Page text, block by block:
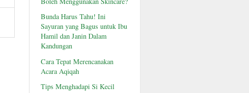
Bunda Harus Tahu! Ini
Sayuran yang Bagus untuk Ibu
Hamil dan Janin Dalam
Kandungan
Cara Tepat Merencanakan
Acara Aqiqah
Tips Menghadapi Si Kecil